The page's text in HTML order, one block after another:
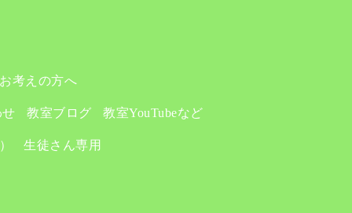
考えの方へ
教室ブログ 教室YouTubeなど
生徒さん専用